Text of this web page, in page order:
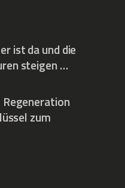
ist da und die
steigen …
zum